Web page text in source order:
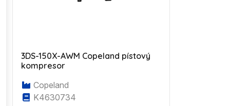
3DS-150X-AWM Copeland pístový
kompresor
Copeland
K4630734